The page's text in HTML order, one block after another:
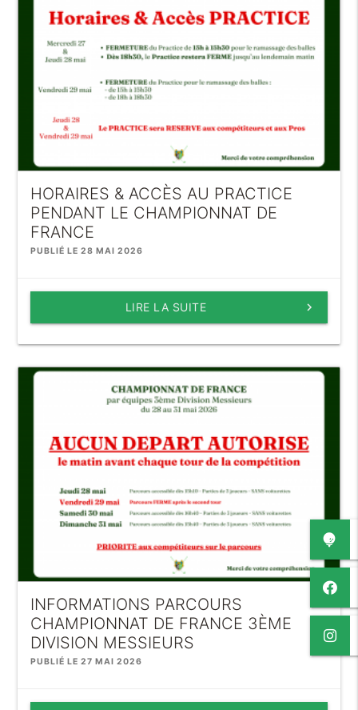
HORAIRES & ACCÈS AU PRACTICE
PENDANT LE CHAMPIONNAT DE
FRANCE
PUBLIÉ LE 28 MAI 2026
keyboard_arrow_right
LIRE LA SUITE
INFORMATIONS PARCOURS
CHAMPIONNAT DE FRANCE 3ÈME
DIVISION MESSIEURS
PUBLIÉ LE 27 MAI 2026